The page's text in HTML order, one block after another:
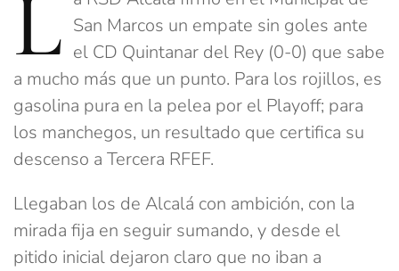
L San Marcos un empate sin goles ante
el CD Quintanar del Rey (0-0) que sabe
a mucho más que un punto. Para los rojillos, es
gasolina pura en la pelea por el Playoff; para
los manchegos, un resultado que certifica su
descenso a Tercera RFEF.
Llegaban los de Alcalá con ambición, con la
mirada fija en seguir sumando, y desde el
pitido inicial dejaron claro que no iban a